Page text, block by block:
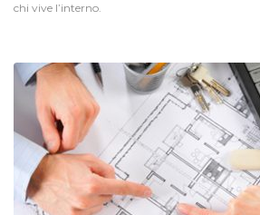
chi vive l’interno.